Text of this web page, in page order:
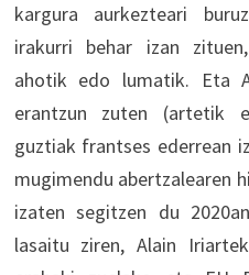
kargura aurkezteari
irakurri behar izan
ahotik edo lumatik. Eta
erantzun zuten (artetik
guztiak frantses ederrean
mugimendu abertzalearen
izaten segitzen du
lasaitu ziren, Alain